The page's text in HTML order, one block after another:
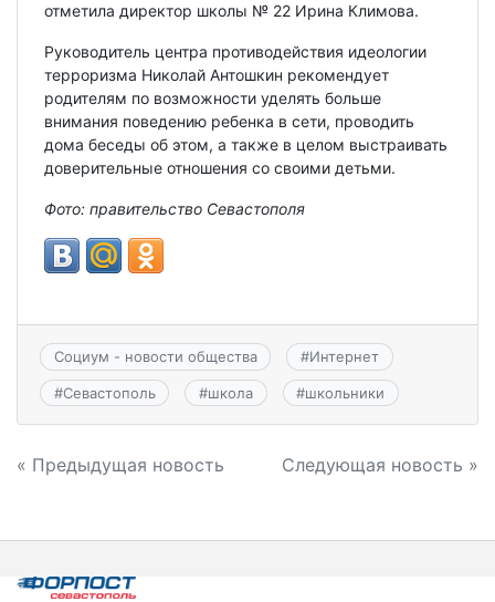
отметила директор школы № 22 Ирина Климова.
Руководитель центра противодействия идеологии
терроризма Николай Антошкин рекомендует
родителям по возможности уделять больше
внимания поведению ребенка в сети, проводить
дома беседы об этом, а также в целом выстраивать
доверительные отношения со своими детьми.
Фото: правительство Севастополя
Социум - новости общества #Интернет
#Севастополь #школа #школьники
Навигация
записям
« Предыдущая новость Следующая новость »